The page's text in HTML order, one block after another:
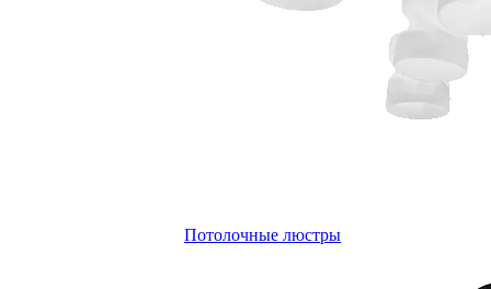
Потолочные люстры